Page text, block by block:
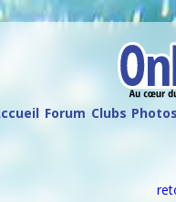
Forum Clubs Photos